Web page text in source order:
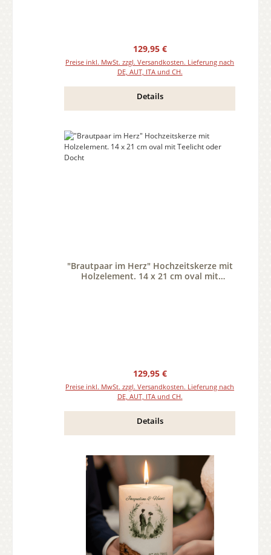
Regulärer Preis:
129,95 €
Preise inkl. MwSt. zzgl. Versandkosten. Lieferung nach
DE, AUT, ITA und CH.
Details
"Brautpaar im Herz" Hochzeitskerze mit
Holzelement. 14 x 21 cm oval mit
Regulärer Preis:
129,95 €
Preise inkl. MwSt. zzgl. Versandkosten. Lieferung nach
DE, AUT, ITA und CH.
Details